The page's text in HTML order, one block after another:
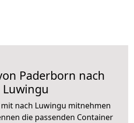
Paderborn nach
Luwingu
mit nach Luwingu mitnehmen
die passenden Container